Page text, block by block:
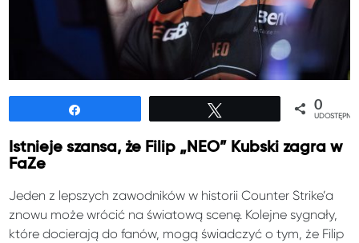
0
Istnieje szansa, że Filip „NEO” Kubski zagra w
FaZe
Jeden z lepszych zawodników w historii Counter Strike’a
znowu może wrócić na światową scenę. Kolejne sygnały,
które docierają do fanów, mogą świadczyć o tym, że Filip